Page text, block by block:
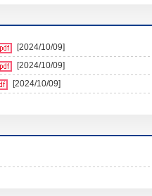
[2024/10/09]
[2024/10/09]
[2024/10/09]